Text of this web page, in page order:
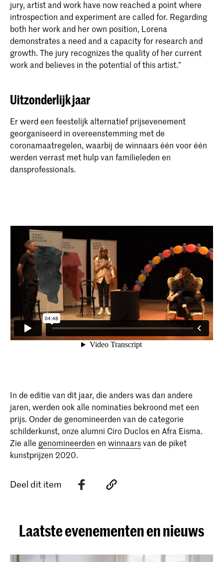
jury, artist and work have now reached a point where
introspection and experiment are called for. Regarding
both her work and her own position, Lorena
demonstrates a need and a capacity for research and
growth. The jury recognizes the quality of her current
work and believes in the potential of this artist.”
Uitzonderlijk jaar
Er werd een feestelijk alternatief prijsevenement
georganiseerd in overeenstemming met de
coronamaatregelen, waarbij de winnaars één voor één
werden verrast met hulp van familieleden en
dansprofessionals.
In de editie van dit jaar, die anders was dan andere
jaren, werden ook alle nominaties bekroond met een
prijs. Onder de genomineerden van de categorie
schilderkunst, onze alumni Ciro Duclos en Afra Eisma.
Zie alle genomineerden en winnaarsvan de piket
kunstprijzen 2020.
Deel dit item
Laatste evenementen en nieuws